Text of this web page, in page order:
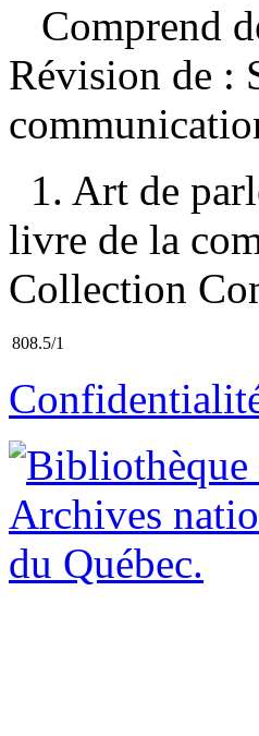
Comprend
Révision de :
1. Art de
livre de la
Collection
808.5/1